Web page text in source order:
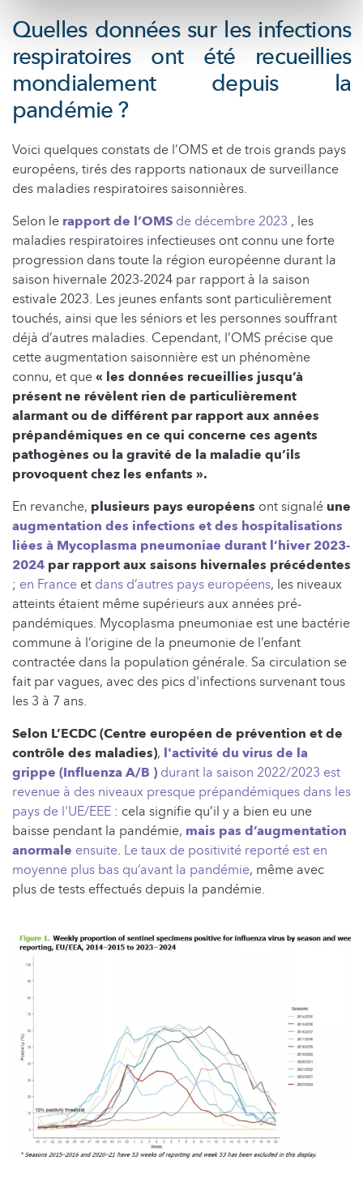
Quelles données sur les infections
respiratoires ont été recueillies
mondialement depuis la
pandémie ?
Voici quelques constats de l’OMS et de trois grands pays
européens, tirés des rapports nationaux de surveillance
des maladies respiratoires saisonnières.
Selon le rapport de l’OMS de décembre 2023 , les
maladies respiratoires infectieuses ont connu une forte
progression dans toute la région européenne durant la
saison hivernale 2023-2024 par rapport à la saison
estivale 2023. Les jeunes enfants sont particulièrement
touchés, ainsi que les séniors et les personnes souffrant
déjà d’autres maladies. Cependant, l’OMS précise que
cette augmentation saisonnière est un phénomène
connu, et que« les données recueillies jusqu’à
présent ne révèlent rien de particulièrement
alarmant ou de différent par rapport aux années
prépandémiques en ce qui concerne ces agents
pathogènes ou la gravité de la maladie qu’ils
provoquent chez les enfants ».
En revanche, plusieurs pays européens ont signalé une
augmentation des infections et des hospitalisations
liées à Mycoplasma pneumoniae durant l’hiver 2023-
2024 par rapport aux saisons hivernales précédentes
; en France et dans d’autres pays européens, les niveaux
atteints étaient même supérieurs aux années pré-
pandémiques. Mycoplasma pneumoniae est une bactérie
commune à l’origine de la pneumonie de l’enfant
contractée dans la population générale. Sa circulation se
fait par vagues, avec des pics d'infections survenant tous
les 3 à 7 ans.
Selon L’ECDC (Centre européen de prévention et de
contrôle des maladies), l'activité du virus de la
grippe (Influenza A/B ) durant la saison 2022/2023 est
revenue à des niveaux presque prépandémiques dans les
pays de l'UE/EEE : cela signifie qu’il y a bien eu une
baisse pendant la pandémie, mais pas d’augmentation
anormale ensuite. Le taux de positivité reporté est en
moyenne plus bas qu’avant la pandémie, même avec
plus de tests effectués depuis la pandémie.